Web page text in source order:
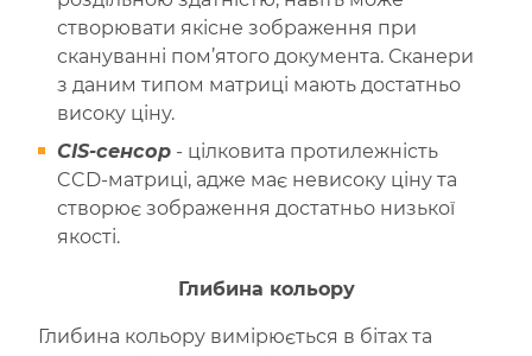
створювати якісне зображення при
скануванні пом’ятого документа. Сканери
з даним типом матриці мають достатньо
високу ціну.
CIS-сенсор - цілковита протилежність
CCD-матриці, адже має невисоку ціну та
створює зображення достатньо низької
якості.
Глибина кольору
Глибина кольору вимірюється в бітах та